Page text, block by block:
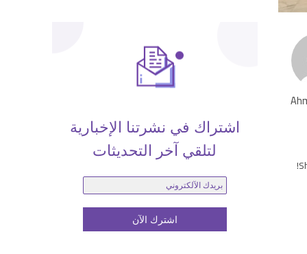
اشتراك في نشرتنا الإخبارية
لتلقي آخر التحديثات